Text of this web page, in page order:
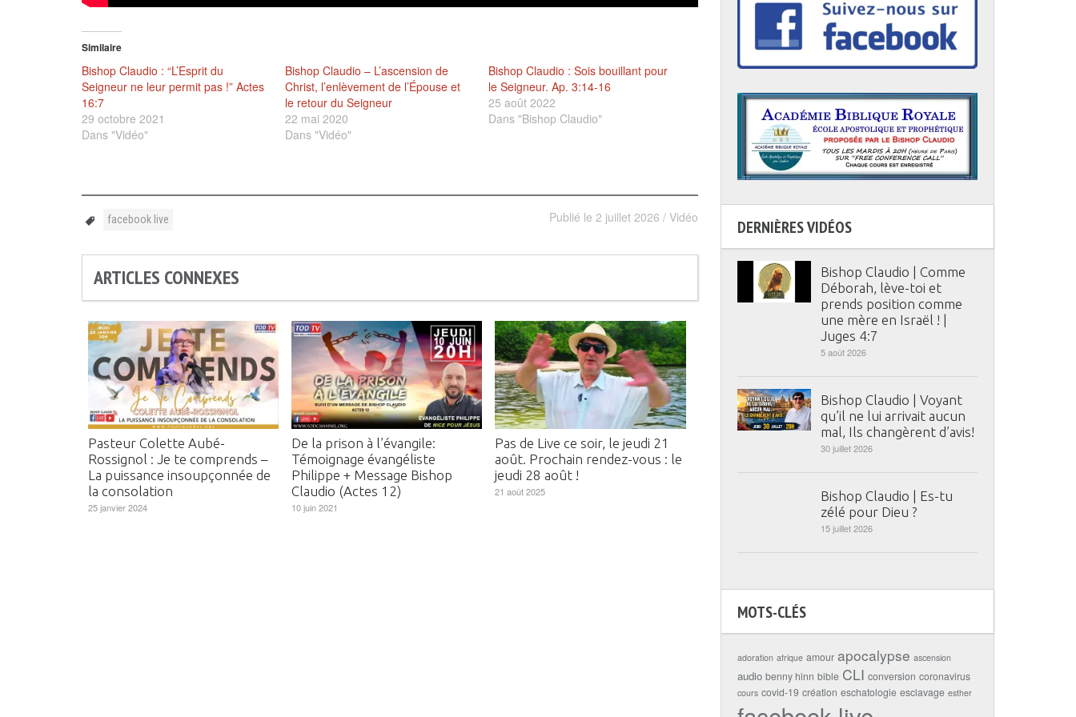
Similaire
Bishop Claudio : “L’Esprit du
Seigneur ne leur permit pas !” Actes
16:7
29 octobre 2021
Dans "Vidéo"
Bishop Claudio – L’ascension de
Christ, l’enlèvement de l’Épouse et
le retour du Seigneur
22 mai 2020
Dans "Vidéo"
Bishop Claudio : Sois bouillant pour
le Seigneur. Ap. 3:14-16
25 août 2022
Dans "Bishop Claudio"
Publié le 2 juillet 2026 / Vidéo
facebook live
ARTICLES CONNEXES
Pasteur Colette Aubé-
Rossignol : Je te comprends –
La puissance insoupçonnée de
la consolation
25 janvier 2024
De la prison à l’évangile:
Témoignage évangéliste
Philippe + Message Bishop
Claudio (Actes 12)
10 juin 2021
Pas de Live ce soir, le jeudi 21
août. Prochain rendez-vous : le
jeudi 28 août !
21 août 2025
DERNIÈRES VIDÉOS
Bishop Claudio | Comme
Déborah, lève-toi et
prends position comme
une mère en Israël ! |
Juges 4:7
5 août 2026
Bishop Claudio | Voyant
qu’il ne lui arrivait aucun
mal, Ils changèrent d’avis!
30 juillet 2026
Bishop Claudio | Es-tu
zélé pour Dieu ?
15 juillet 2026
MOTS-CLÉS
adoration afrique amour apocalypse ascension
audio benny hinn bible CLI conversion coronavirus
cours covid-19 création eschatologie esclavage esther